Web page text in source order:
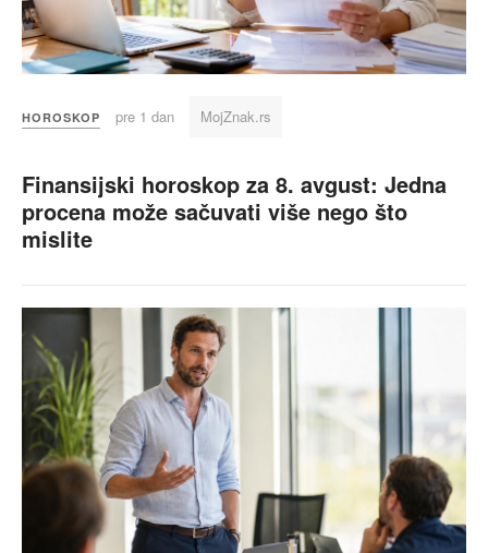
HOROSKOP pre 1 dan MojZnak.rs
Finansijski horoskop za 8. avgust: Jedna
procena može sačuvati više nego što
mislite